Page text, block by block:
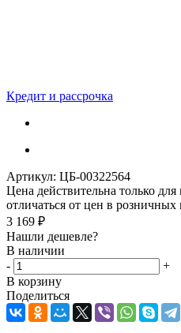
Кредит и рассрочка
Артикул: ЦБ-00322564
Цена действительна только
отличаться от цен в розничных
3 169 ₽
Нашли дешевле?
В наличии
-
+
В корзину
Поделиться